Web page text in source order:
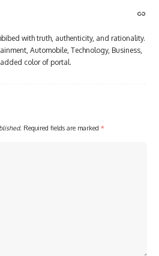
with truth, authenticity, and rationality.
Automobile, Technology, Business,
color of portal.
Required fields are marked *